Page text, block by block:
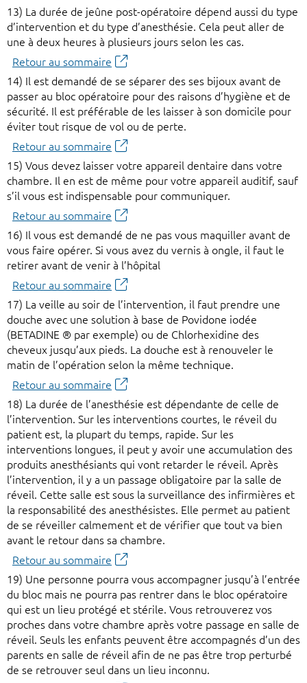
13) La durée de jeûne post-opératoire dépend aussi du type
d’intervention et du type d’anesthésie. Cela peut aller de
une à deux heures à plusieurs jours selon les cas.
Retour au sommaire
14) Il est demandé de se séparer des ses bijoux avant de
passer au bloc opératoire pour des raisons d’hygiène et de
sécurité. Il est préférable de les laisser à son domicile pour
éviter tout risque de vol ou de perte.
Retour au sommaire
15) Vous devez laisser votre appareil dentaire dans votre
chambre. Il en est de même pour votre appareil auditif, sauf
s’il vous est indispensable pour communiquer.
Retour au sommaire
16) Il vous est demandé de ne pas vous maquiller avant de
vous faire opérer. Si vous avez du vernis à ongle, il faut le
retirer avant de venir à l’hôpital
Retour au sommaire
17) La veille au soir de l’intervention, il faut prendre une
douche avec une solution à base de Povidone iodée
(BETADINE ® par exemple) ou de Chlorhexidine des
cheveux jusqu’aux pieds. La douche est à renouveler le
matin de l’opération selon la même technique.
Retour au sommaire
18) La durée de l’anesthésie est dépendante de celle de
l’intervention. Sur les interventions courtes, le réveil du
patient est, la plupart du temps, rapide. Sur les
interventions longues, il peut y avoir une accumulation des
produits anesthésiants qui vont retarder le réveil. Après
l’intervention, il y a un passage obligatoire par la salle de
réveil. Cette salle est sous la surveillance des infirmières et
la responsabilité des anesthésistes. Elle permet au patient
de se réveiller calmement et de vérifier que tout va bien
avant le retour dans sa chambre.
Retour au sommaire
19) Une personne pourra vous accompagner jusqu’à l’entrée
du bloc mais ne pourra pas rentrer dans le bloc opératoire
qui est un lieu protégé et stérile. Vous retrouverez vos
proches dans votre chambre après votre passage en salle de
réveil. Seuls les enfants peuvent être accompagnés d’un des
parents en salle de réveil afin de ne pas être trop perturbé
de se retrouver seul dans un lieu inconnu.